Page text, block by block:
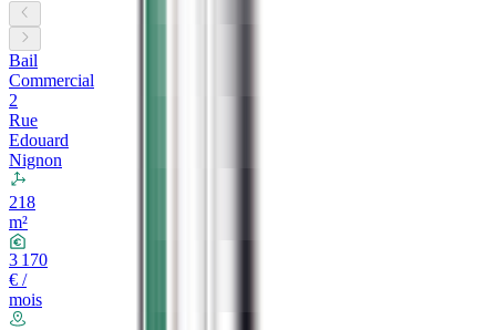
Bail
Commercial
2
Rue
Edouard
Nignon
218
m²
3 170
€ /
mois